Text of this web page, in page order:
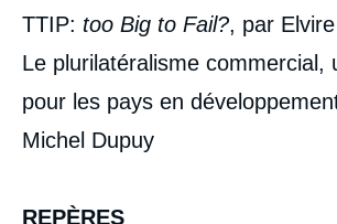
TTIP: too Big to Fail?, par
Le plurilatéralisme commercial,
pour les pays en
Michel Dupuy
REPÈRES